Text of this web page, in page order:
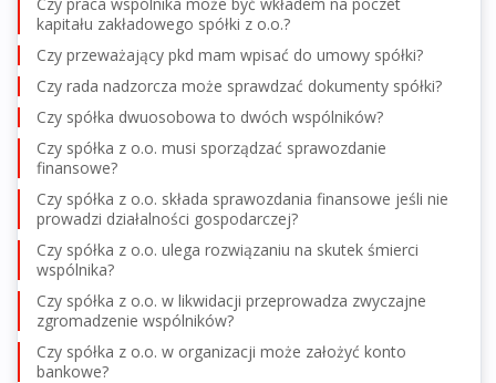
kapitału zakładowego spółki z o.o.?
Czy przeważający pkd mam wpisać do umowy spółki?
Czy rada nadzorcza może sprawdzać dokumenty spółki?
Czy spółka dwuosobowa to dwóch wspólników?
Czy spółka z o.o. musi sporządzać sprawozdanie
finansowe?
Czy spółka z o.o. składa sprawozdania finansowe jeśli nie
prowadzi działalności gospodarczej?
Czy spółka z o.o. ulega rozwiązaniu na skutek śmierci
wspólnika?
Czy spółka z o.o. w likwidacji przeprowadza zwyczajne
zgromadzenie wspólników?
Czy spółka z o.o. w organizacji może założyć konto
bankowe?